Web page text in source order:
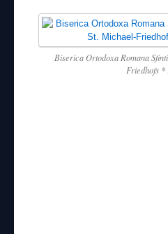
Biserica Ortodoxa Romana
Friedhofs *